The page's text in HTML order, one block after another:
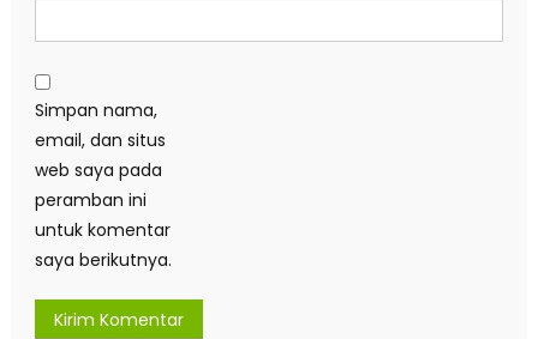
Simpan nama,
email, dan situs
web saya pada
peramban ini
untuk komentar
saya berikutnya.